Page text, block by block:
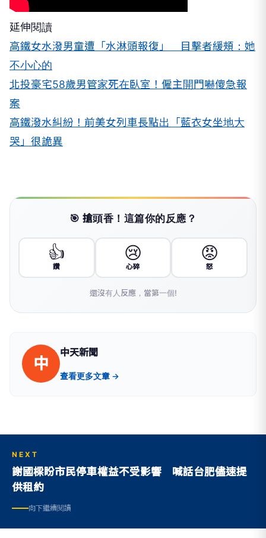
延伸閱讀
高鐵女水潑男童遭「水淋頭報復」 目擊者緩頰：她
不小心的
北投豪宅58歲男管家死在臥室！僱主開門嚇傻急報
案
高鐵潑水糾紛！前美女列車長點出「藍衣女坐地大
哭」很詭異
🎯 搶頭香！這篇你的反應？
👍
讚
😢
心碎
😡
怒
還沒有人反應，當第一個!
中
中天新聞
查看更多文章 →
NEXT
謝國樑盼市民停車權益不受影響 喊話台肥儘速提
供租約
向下繼續閱讀